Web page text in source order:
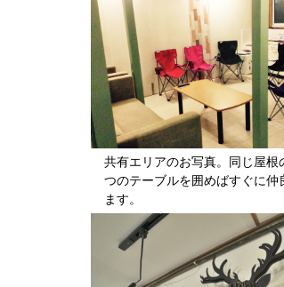
共有エリアのお写真。同じ屋根
つのテーブルを囲めばすぐに仲
ます。